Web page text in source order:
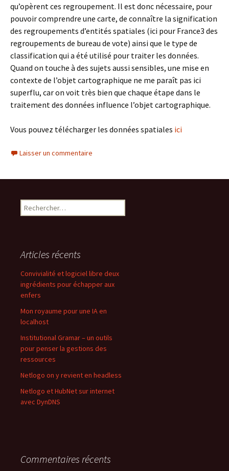
qu’opèrent ces regroupement. Il est donc nécessaire, pour
pouvoir comprendre une carte, de connaître la signification
des regroupements d’entités spatiales (ici pour France3 des
regroupements de bureau de vote) ainsi que le type de
classification qui a été utilisé pour traiter les données.
Quand on touche à des sujets aussi sensibles, une mise en
contexte de l’objet cartographique ne me paraît pas ici
superflu, car on voit très bien que chaque étape dans le
traitement des données influence l’objet cartographique.
Vous pouvez télécharger les données spatiales ici
Laisser un commentaire
Rechercher :
Articles récents
Convivialité et logiciel libre deux
ingrédients pour échapper aux
enfers
Mon royaume pour une IA en
localhost
Institutional Gramar – un outils
pour penser la gestions des
ressources
Netlogo on y revient en headless
Netlogo et HubNet sur internet
avec DynDNS
Commentaires récents